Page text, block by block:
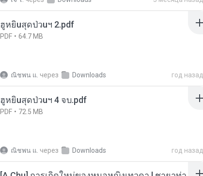
ฮูหยิuสุดป่วuฯ 2.pdf
PDF 64.7 MB
ณิชพน แ. через Downloads год назад
ฮูหยิuสุดป่วuฯ 4 จบ.pdf
PDF 72.5 MB
ณิชพน แ. через Downloads год назад